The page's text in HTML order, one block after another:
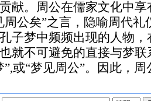
献。周公在儒家文化中
周公矣”之言，隐喻周代礼
梦中频频出现的人物，
就不可避免的直接与梦
或“梦见周公”。因此，